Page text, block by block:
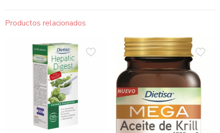
Productos relacionados